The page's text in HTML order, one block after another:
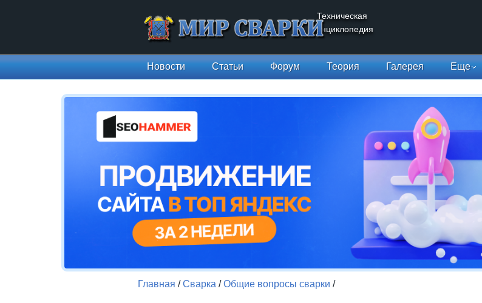
Техническая
энциклопедия
Новости Статьи Форум Теория Галерея Еще
Главная /Сварка /Общие вопросы сварки /